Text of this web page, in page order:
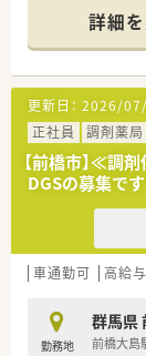
≪スキル
・日進月
・トモズ
に学び続
・研修は
プライベ
・本部社
幅広いキ
◎店舗拡
◎大手
◎管理薬
◎入社後
将来的に
＼こんな
群馬県発
DGS54店
います。
2020年
展開の地
2022年12
管理薬剤
多数の活
詳細
更新日： 2026/
正社員
調剤薬局
【前橋市】≪調
DGSの募集で
車通勤可 高給
勤務地
群馬県
前橋大島